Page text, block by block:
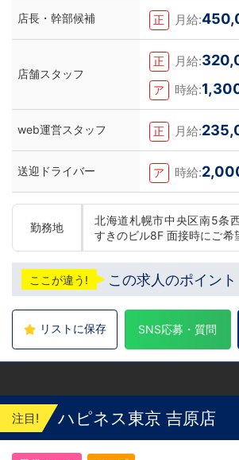
店長・幹部候補 正 月給:
店舗スタッフ
正 月給:
ア 時給:
web運営スタッフ 正 月給:
送迎ドライバー ア 時給:
勤務地
北海道札幌市中央区南5条
すきのビル8F 面接時にご希望の勤務地をお伺
いし、配属店舗を決定いた
転勤についても希望を考慮い
浦エリア：茨城県土浦市桜
駅 ■横浜エリア：神奈川県横浜市中区 ・京急
線黄金町駅、日ノ出町駅 ・
駅、伊勢佐木長者町駅 ・JR
ここが違う! この求人のポイン
リストに保存 SNS応募・質問
注目! ハピネス東京 吉原店